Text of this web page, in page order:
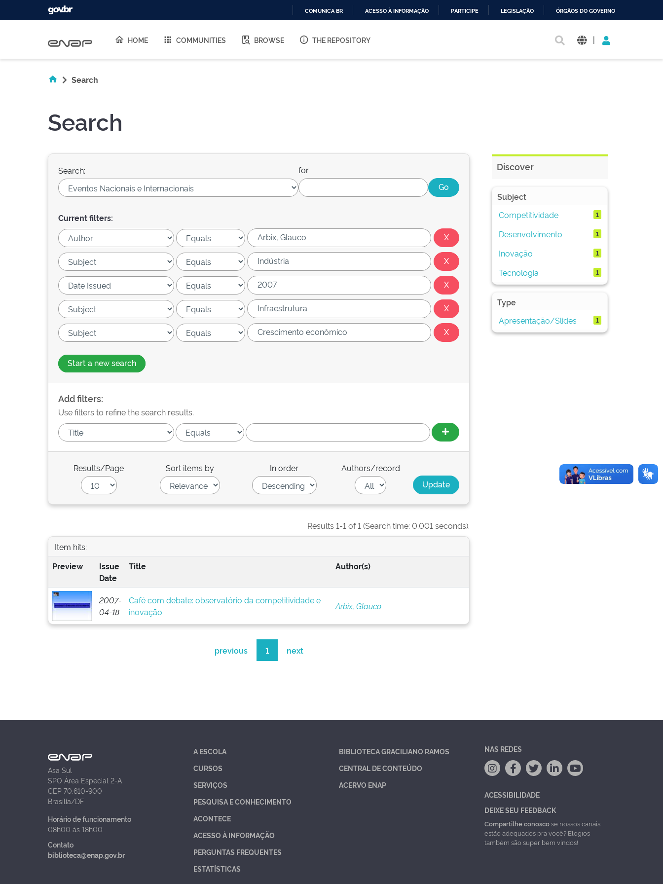
O
COMUNICA BR ACESSO À INFORMAÇÃO PARTICIPE LEGISLAÇÃO ÓRGÃOS DO GOVERNO
HOME COMMUNITIES BROWSE THE REPOSITORY |
Search
Search
Search: for
Current filters:
Start a new search
Add filters:
Use filters to refine the search results.
Results/Page Sort items by In order Authors/record
Results 1-1 of 1 (Search time: 0.001 seconds).
Item hits:
Preview
Issue
Date
Title Author(s)
2007-
04-18
Café com debate: observatório da competitividade e
inovação
Arbix, Glauco
previous 1 next
Discover
Subject
Competitividade
1
Desenvolvimento 1
Inovação 1
Tecnologia 1
Type
Apresentação/Slides
1
Asa Sul
SPO Área Especial 2-A
CEP 70.610-900
Brasília/DF
Horário de funcionamento
08h00 às 18h00
Contato
biblioteca@enap.gov.br
A ESCOLA
CURSOS
SERVIÇOS
PESQUISA E CONHECIMENTO
ACONTECE
ACESSO À INFORMAÇÃO
PERGUNTAS FREQUENTES
ESTATÍSTICAS
BIBLIOTECA GRACILIANO RAMOS
CENTRAL DE CONTEÚDO
ACERVO ENAP
NAS REDES
ACESSIBILIDADE
DEIXE SEU FEEDBACK
Compartilhe conoscose nossos canais
estão adequados pra você? Elogios
também são super bem vindos!